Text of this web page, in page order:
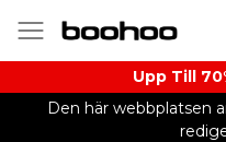
Upp Till
Den här webbplatsen